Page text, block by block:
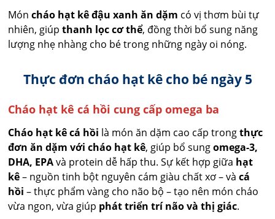
Móncháo hạt kê đậu xanh ăn dặm có vị thơm bùi tự
nhiên, giúpthanh lọc cơ thể, đồng thời bổ sung năng
lượng nhẹ nhàng cho bé trong những ngày oi nóng.
Thực đơn cháo hạt kê cho bé ngày 5
Cháo hạt kê cá hồi cung cấp omega ba
Cháo hạt kê cá hồi là món ăn dặm cao cấp trongthực
đơn ăn dặm với cháo hạt kê, giúp bổ sungomega-3,
DHA, EPAvà protein dễ hấp thu. Sự kết hợp giữa hạt
kê– nguồn tinh bột nguyên cám giàu chất xơ – vàcá
hồi – thực phẩm vàng cho não bộ – tạo nên món cháo
vừa ngon, vừa giúp phát triển trí não và thị giác.